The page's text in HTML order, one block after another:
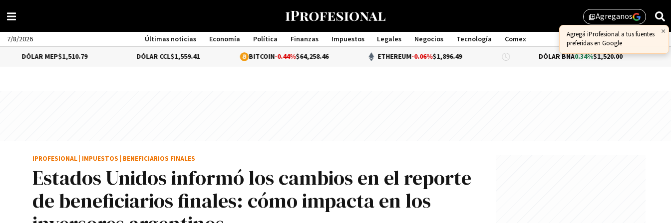
library_addAgreganos
7/8/2026 Últimas noticias Economía Política Finanzas Impuestos Legales Negocios Tecnología
Comex
Management
MEP$1,510.79 $1,559.41 BITCOIN-0.44%$64,258.46 ETHEREUM -0.06%$1,896.49 DÓLAR BNA0.34%$1,520.00 DÓLAR
Estados Unidos informó los cambios en el reporte
de beneficiarios finales: cómo impacta en los
IPROFESIONAL IMPUESTOS BENEFICIARIOS FINALES